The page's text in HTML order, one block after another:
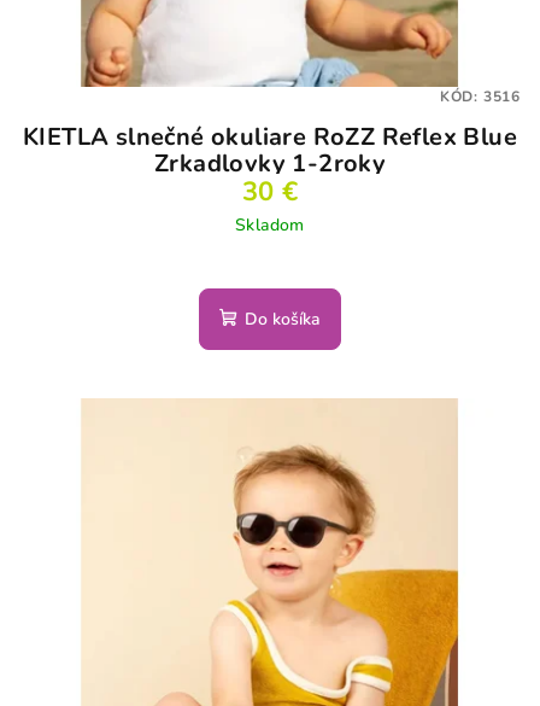
KIETLA slnečné okuliare RoZZ Reflex Blue
Zrkadlovky 1-2roky
30 €
Skladom
Do košíka
KÓD: 3516